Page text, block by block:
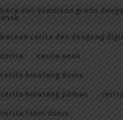
baca dan download gratis
anak
bacaan cerita dan dongeng
cerita
cerita anak
cerita binatang dunia
cerita binatang pilihan
cerita fabel dunia